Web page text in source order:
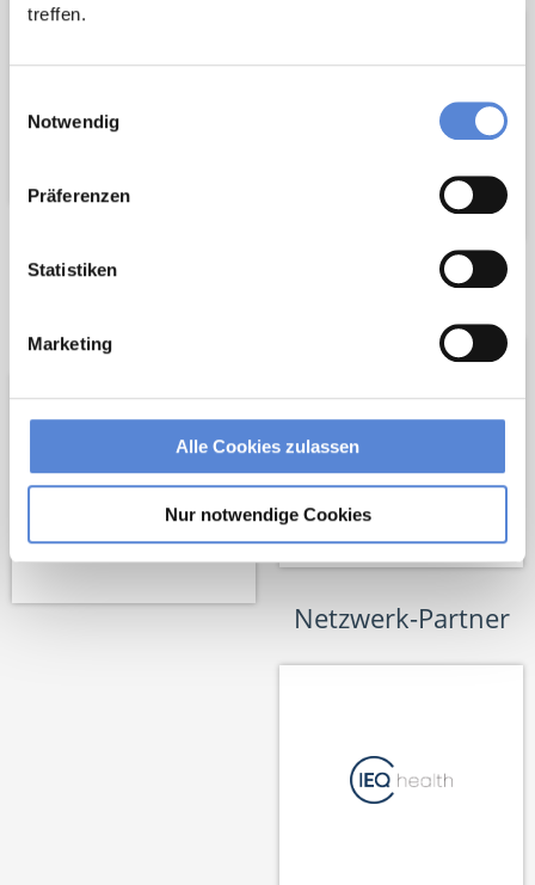
treffen.
Notwendig
Präferenzen
Statistiken
Marketing
Alle Cookies zulassen
Nur notwendige Cookies
Wir fördern
Netzwerk-Partner